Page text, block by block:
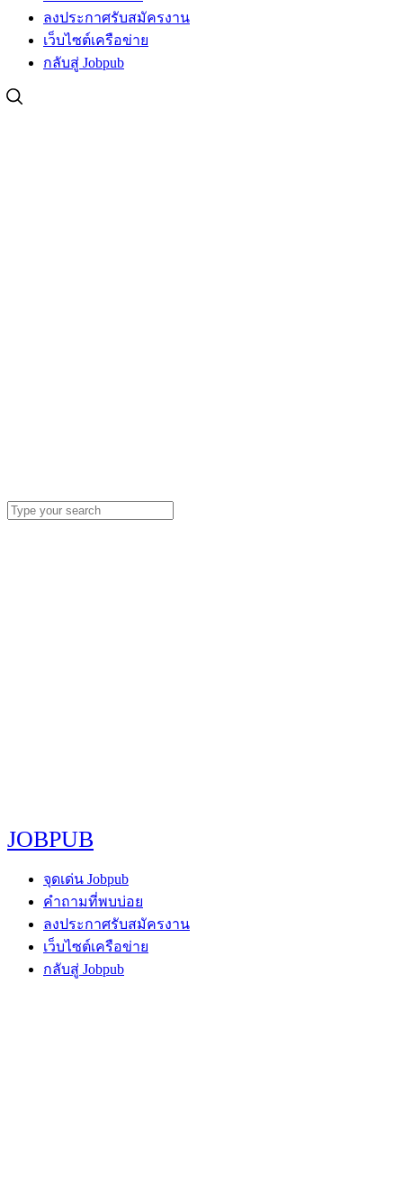
ลงประกาศรับสมัครงาน
เว็บไซต์เครือข่าย
กลับสู่ Jobpub
JOBPUB
จุดเด่น Jobpub
คำถามที่พบบ่อย
ลงประกาศรับสมัครงาน
เว็บไซต์เครือข่าย
กลับสู่ Jobpub